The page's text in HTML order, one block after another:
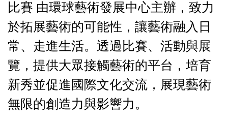
比賽 由環球藝術發展中心主辦，致力
於拓展藝術的可能性，讓藝術融入日
常、走進生活。透過比賽、活動與展
覽，提供大眾接觸藝術的平台，培育
新秀並促進國際文化交流，展現藝術
無限的創造力與影響力。